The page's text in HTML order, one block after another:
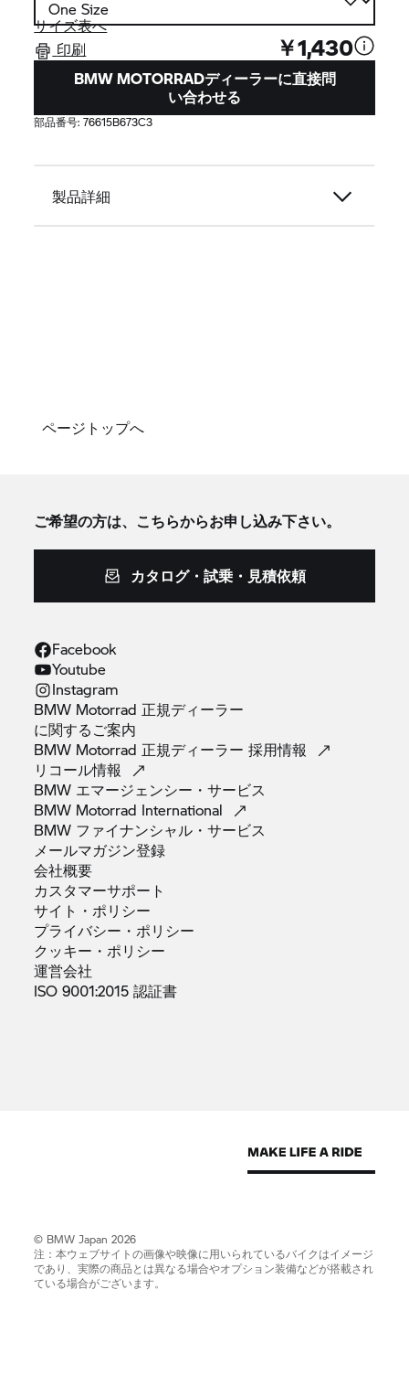
サイズ表へ
印刷
￥1,430
BMW MOTORRADディーラーに直接問
い合わせる
部品番号:76615B673C3
製品詳細
ページトップへ
ご希望の方は、こちらからお申し込み下さい。
カタログ・試乗・見積依頼
Facebook
Youtube
Instagram
BMW Motorrad 正規ディーラー
に関するご案内
BMW Motorrad 正規ディーラー採用情報
リコール情報
BMW エマージェンシー・サービス
BMW Motorrad International
BMW ファイナンシャル・サービス
メールマガジン登録
会社概要
カスタマーサポート
サイト・ポリシー
プライバシー・ポリシー
クッキー・ポリシー
運営会社
ISO 9001:2015認証書
© BMW Japan 2026
注：本ウェブサイトの画像や映像に用いられているバイクはイメージ
であり、実際の商品とは異なる場合やオプション装備などが搭載され
ている場合がございます。